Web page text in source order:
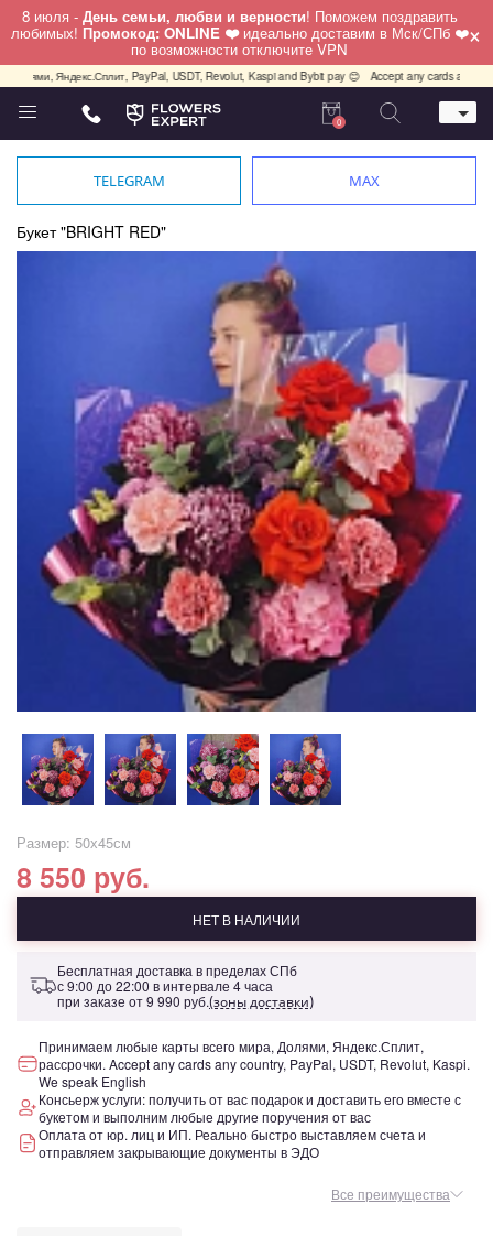
8 июля - День семьи, любви и верности! Поможем поздравить
любимых! Промокод: ONLINE ❤️ идеально доставим в Мск/СПб ❤️
по возможности отключите VPN ×
Яндекс.Сплит, PayPal, USDT, Revolut, Kaspi and Bybit pay 😊 Accept any cards any country,
Телефон
+7 (812) 425 36 05
Санкт-Петербург,
работаем круглосуточно
0
TELEGRAM MAX
Букет "BRIGHT RED"
Размер: 50х45см
8 550 руб.
НЕТ В НАЛИЧИИ
Бесплатная доставка в пределах СПб
с 9:00 до 22:00 в интервале 4 часа
при заказе от9 990 руб.(зоны доставки)
Принимаем любые карты всего мира, Долями, Яндекс.Сплит,
рассрочки. Accept any cards any country, PayPal, USDT, Revolut, Kaspi.
We speak English
Консьерж услуги: получить от вас подарок и доставить его вместе с
букетом и выполним любые другие поручения от вас
Оплата от юр. лиц и ИП. Реально быстро выставляем счета и
отправляем закрывающие документы в ЭДО
Все преимущества